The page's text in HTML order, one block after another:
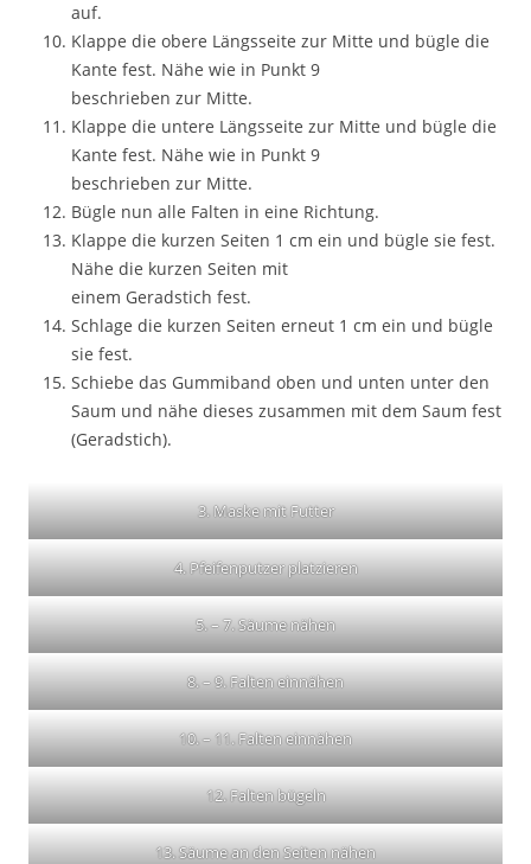
auf.
Klappe die obere Längsseite zur Mitte und bügle die
Kante fest. Nähe wie in Punkt 9
beschrieben zur Mitte.
Klappe die untere Längsseite zur Mitte und bügle die
Kante fest. Nähe wie in Punkt 9
beschrieben zur Mitte.
Bügle nun alle Falten in eine Richtung.
Klappe die kurzen Seiten 1 cm ein und bügle sie fest.
Nähe die kurzen Seiten mit
einem Geradstich fest.
Schlage die kurzen Seiten erneut 1 cm ein und bügle
sie fest.
Schiebe das Gummiband oben und unten unter den
Saum und nähe dieses zusammen mit dem Saum fest
(Geradstich).
3. Maske mit Futter
4. Pfeifenputzer platzieren
5. – 7. Säume nähen
8. – 9. Falten einnähen
10. – 11. Falten einnähen
12. Falten bügeln
13. Säume an den Seiten nähen